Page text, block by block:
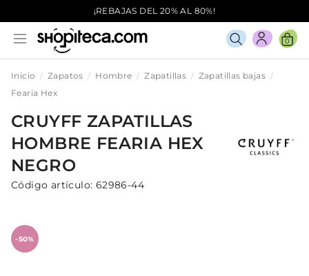
¡REBAJAS DEL 20% AL 80%!
0
Inicio Zapatos Hombre Zapatillas
Zapatillas bajas
Fearia Hex
CRUYFF ZAPATILLAS
HOMBRE FEARIA HEX
NEGRO
Código artículo: 62986-44
-50%